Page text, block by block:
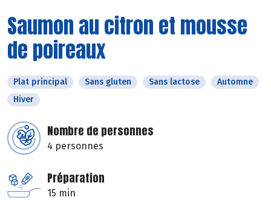
Saumon au citron et mousse
de poireaux
Plat principal Sans gluten Sans lactose
Automne
Hiver
Nombre de personnes
4 personnes
Préparation
15 min